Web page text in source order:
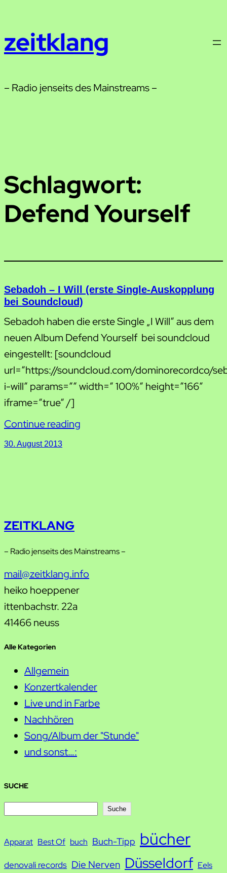
springen
zeitklang
– Radio jenseits des Mainstreams –
Schlagwort:
Defend Yourself
Sebadoh – I Will (erste Single-Auskopplung
bei Soundcloud)
Sebadoh haben die erste Single „I Will“ aus dem
neuen Album Defend Yourself bei soundcloud
eingestellt: [soundcloud
url=“https://soundcloud.com/dominorecordco/
i-will“ params=““ width=“ 100%“ height=“166″
iframe=“true“ /]
Continue reading
30. August 2013
ZEITKLANG
– Radio jenseits des Mainstreams –
mail@zeitklang.info
heiko hoeppener
ittenbachstr. 22a
41466 neuss
Alle Kategorien
Allgemein
Konzertkalender
Live und in Farbe
Nachhören
Song/Album der "Stunde"
und sonst…:
SUCHE
c
Suche
Apparat Best Of buch Buch-Tipp bücher
denovali records Die Nerven Düsseldorf Eels